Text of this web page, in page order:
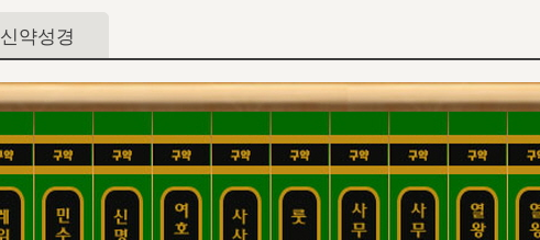
신약성경